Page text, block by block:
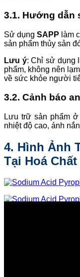
3.1. Hướng dẫn
Sử dụng SAPP làm
sản phẩm thủy sản
Lưu ý: Chỉ sử dụng
phẩm, không nên
về sức khỏe người
3.2. Cảnh báo
Lưu trữ sản phẩm
nhiệt độ cao, ánh
4. Hình Ảnh
Tại Hoá